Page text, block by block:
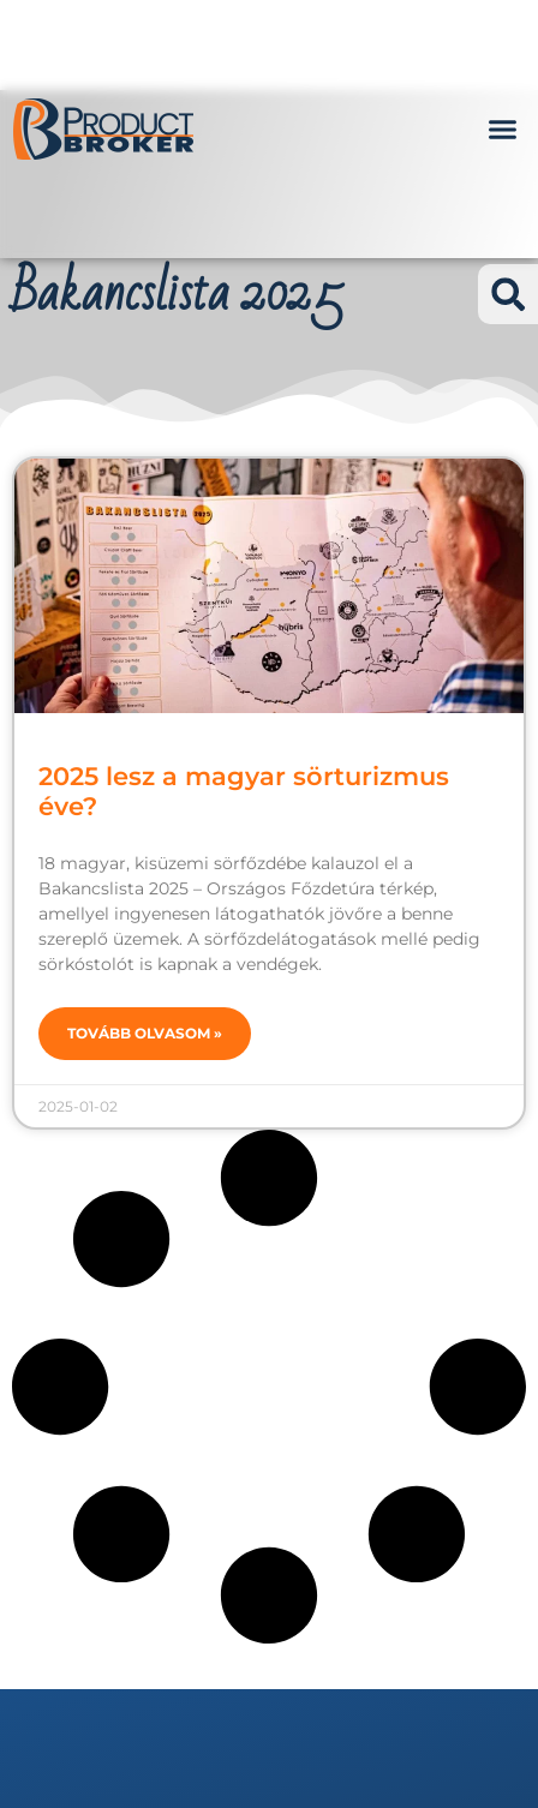
Bakancslista 2025
2025 lesz a magyar sörturizmus
éve?
18 magyar, kisüzemi sörfőzdébe kalauzol el a
Bakancslista 2025 – Országos Főzdetúra térkép,
amellyel ingyenesen látogathatók jövőre a benne
szereplő üzemek. A sörfőzdelátogatások mellé pedig
sörkóstolót is kapnak a vendégek.
TOVÁBB OLVASOM »
2025-01-02